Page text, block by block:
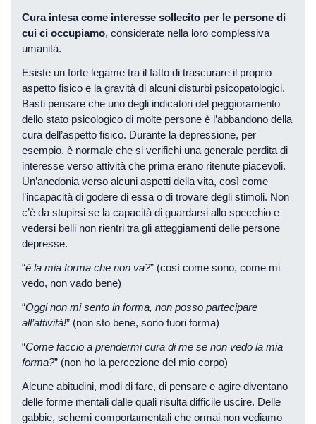
Cura intesa come interesse sollecito per le persone di
cui ci occupiamo, considerate nella loro complessiva
umanità.
Esiste un forte legame tra il fatto di trascurare il proprio
aspetto fisico e la gravità di alcuni disturbi psicopatologici.
Basti pensare che uno degli indicatori del peggioramento
dello stato psicologico di molte persone è l’abbandono della
cura dell’aspetto fisico. Durante la depressione, per
esempio, è normale che si verifichi una generale perdita di
interesse verso attività che prima erano ritenute piacevoli.
Un’anedonia verso alcuni aspetti della vita, così come
l’incapacità di godere di essa o di trovare degli stimoli. Non
c’è da stupirsi se la capacità di guardarsi allo specchio e
vedersi belli non rientri tra gli atteggiamenti delle persone
depresse.
“è la mia forma che non va?” (così come sono, come mi
vedo, non vado bene)
“Oggi non mi sento in forma, non posso partecipare
all’attività!” (non sto bene, sono fuori forma)
“Come faccio a prendermi cura di me se non vedo la mia
forma?” (non ho la percezione del mio corpo)
Alcune abitudini, modi di fare, di pensare e agire diventano
delle forme mentali dalle quali risulta difficile uscire. Delle
gabbie, schemi comportamentali che ormai non vediamo